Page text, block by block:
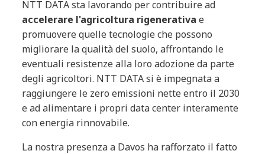
NTT DATA sta lavorando per contribuire ad
accelerare l'agricoltura rigenerativa e
promuovere quelle tecnologie che possono
migliorare la qualità del suolo, affrontando le
eventuali resistenze alla loro adozione da parte
degli agricoltori. NTT DATA si è impegnata a
raggiungere le zero emissioni nette entro il 2030
e ad alimentare i propri data center interamente
con energia rinnovabile.
La nostra presenza a Davos ha rafforzato il fatto